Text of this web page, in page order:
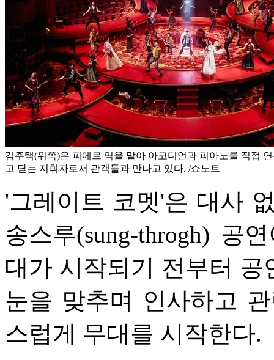
김주택(위쪽)은 피에르 역을 맡아 아코디언과 피아노를 직접
고 닫는 지휘자로서 관객들과 만나고 있다. /쇼노트
'그레이트 코멧'은 대사
송스루(sung-throgh) 공
대가 시작되기 전부터
눈을 맞추며 인사하고
스럽게 무대를 시작한다.